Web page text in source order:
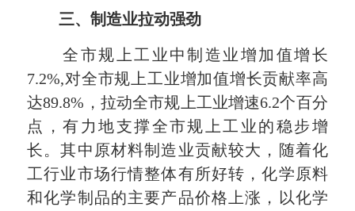
三、制造业拉动强劲
全市规上工业中制造业增加值增长
7.2%,对全市规上工业增加值增长贡献率高
达89.8%，拉动全市规上工业增速6.2个百分
点，有力地支撑全市规上工业的稳步增
长。其中原材料制造业贡献较大，随着化
工行业市场行情整体有所好转，化学原料
和化学制品的主要产品价格上涨，以化学